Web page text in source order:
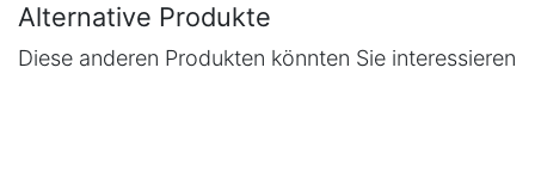
Alternative Produkte
Diese anderen Produkten könnten Sie interessieren